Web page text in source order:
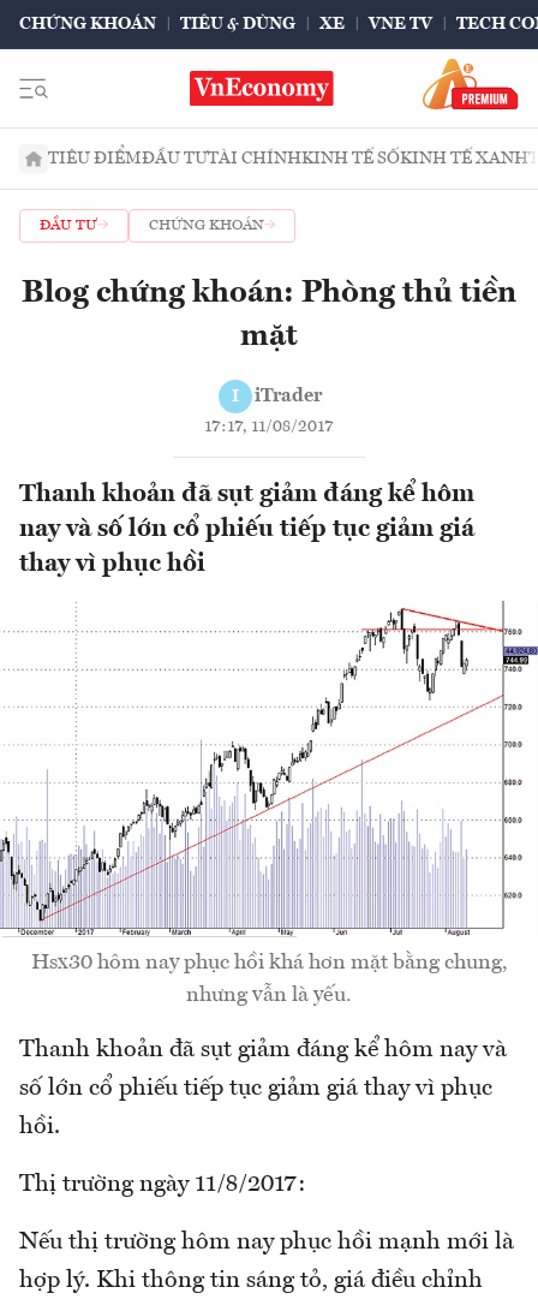
CHỨNG KHOÁN TIÊU & DÙNG XE VNE TV TECH
TIÊU ĐIỂMĐẦU TƯTÀI CHÍNHKINH TẾ SỐKINH TẾ XANH
ĐẦU TƯ CHỨNG KHOÁN
Blog chứng khoán: Phòng thủ tiền
mặt
I iTrader
17:17, 11/08/2017
Thanh khoản đã sụt giảm đáng kể hôm
nay và số lớn cổ phiếu tiếp tục giảm giá
thay vì phục hồi
Hsx30 hôm nay phục hồi khá hơn mặt bằng chung,
nhưng vẫn là yếu.
Thanh khoản đã sụt giảm đáng kể hôm nay và
số lớn cổ phiếu tiếp tục giảm giá thay vì phục
hồi.
Thị trường ngày 11/8/2017:
Nếu thị trường hôm nay phục hồi mạnh mới là
hợp lý. Khi thông tin sáng tỏ, giá điều chỉnh